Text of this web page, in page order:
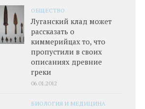
ОБЩЕСТВО
Луганский клад может
рассказать о
киммерийцах то, что
пропустили в своих
описаниях древние
греки
06.01.2012
БИОЛОГИЯ И МЕДИЦИНА